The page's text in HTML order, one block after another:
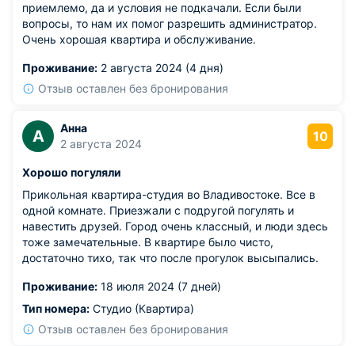
приемлемо, да и условия не подкачали. Если были
вопросы, то нам их помог разрешить администратор.
Очень хорошая квартира и обслуживание.
Проживание: 2 августа 2024 (4 дня)
Отзыв оставлен без бронирования
А
Анна
2 августа 2024
10
Хорошо погуляли
Прикольная квартира-студия во Владивостоке. Все в
одной комнате. Приезжали с подругой погулять и
навестить друзей. Город очень классный, и люди здесь
тоже замечательные. В квартире было чисто,
достаточно тихо, так что после прогулок высыпались.
Проживание: 18 июля 2024 (7 дней)
Тип номера: Студио (Квартира)
Отзыв оставлен без бронирования